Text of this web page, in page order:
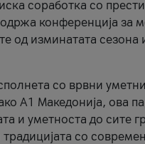
соработка со
конференција за
од изминатата сезона
со врвни
A1 Македонија, ова
и уметноста до сите
со